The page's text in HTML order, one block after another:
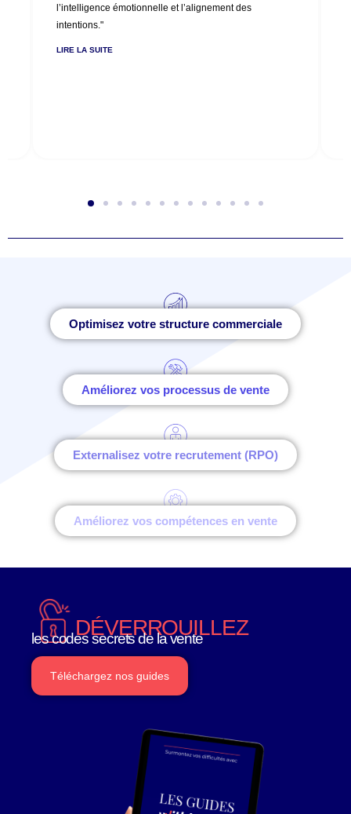
l’intelligence émotionnelle et l’alignement des
intentions."​
LIRE LA SUITE
Optimisez votre structure commerciale
Améliorez vos processus de vente
Externalisez votre recrutement (RPO)
Améliorez vos compétences en vente
DÉVERROUILLEZ
les codes secrets de la vente
Téléchargez nos guides